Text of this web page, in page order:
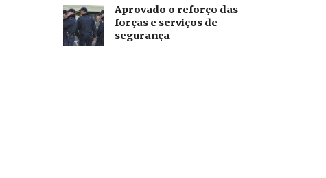
Aprovado o reforço das
forças e serviços de
segurança